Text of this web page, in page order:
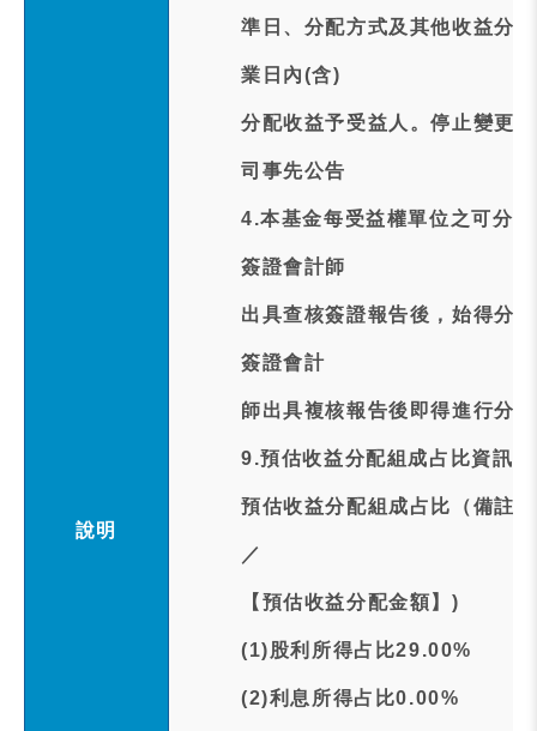
說明
準日、分配方式及其他收益分
業日內(含)
分配收益予受益人。停止變更
司事先公告
4.本基金每受益權單位之可分
簽證會計師
出具查核簽證報告後，始得分
簽證會計
師出具複核報告後即得進行分
9.預估收益分配組成占比資訊:
預估收益分配組成占比（備註:
／
【預估收益分配金額】)
(1)股利所得占比29.00%
(2)利息所得占比0.00%